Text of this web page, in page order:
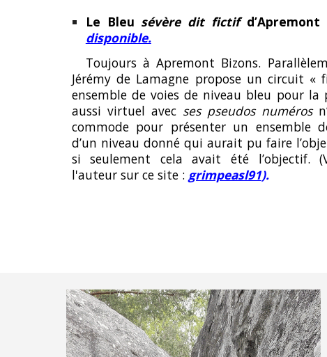
Le Bleu sévère dit fictif d’Apremont
disponible.
Toujours à Apremont Bizons.
Jérémy de Lamagne propose un circuit
ensemble de voies de niveau bleu pour
aussi virtuel avec ses pseudos numéros
commode pour présenter un ensemble
d’un niveau donné qui aurait pu faire
si seulement cela avait été l’objectif.
l'auteur sur ce site : grimpeasl91).